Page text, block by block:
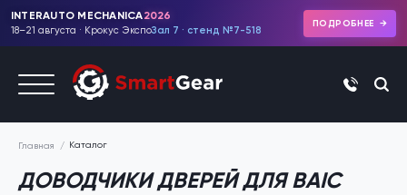
INTERAUTO MECHANICA2026
18–21 августа · Крокус ЭкспоЗал 7 · стенд №7-518
ПОДРОБНЕЕ
+7 (495)
Главная Каталог
ДОВОДЧИКИ ДВЕРЕЙ ДЛЯ BAIC